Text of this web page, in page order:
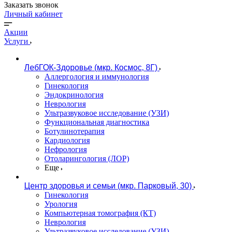
Заказать звонок
Личный кабинет
Акции
Услуги
ЛебГОК-Здоровье (мкр. Космос, 8Г)
Аллергология и иммунология
Гинекология
Эндокринология
Неврология
Ультразвуковое исследование (УЗИ)
Функциональная диагностика
Ботулинотерапия
Кардиология
Нефрология
Отоларингология (ЛОР)
Еще
Центр здоровья и семьи (мкр. Парковый, 30)
Гинекология
Урология
Компьютерная томография (КТ)
Неврология